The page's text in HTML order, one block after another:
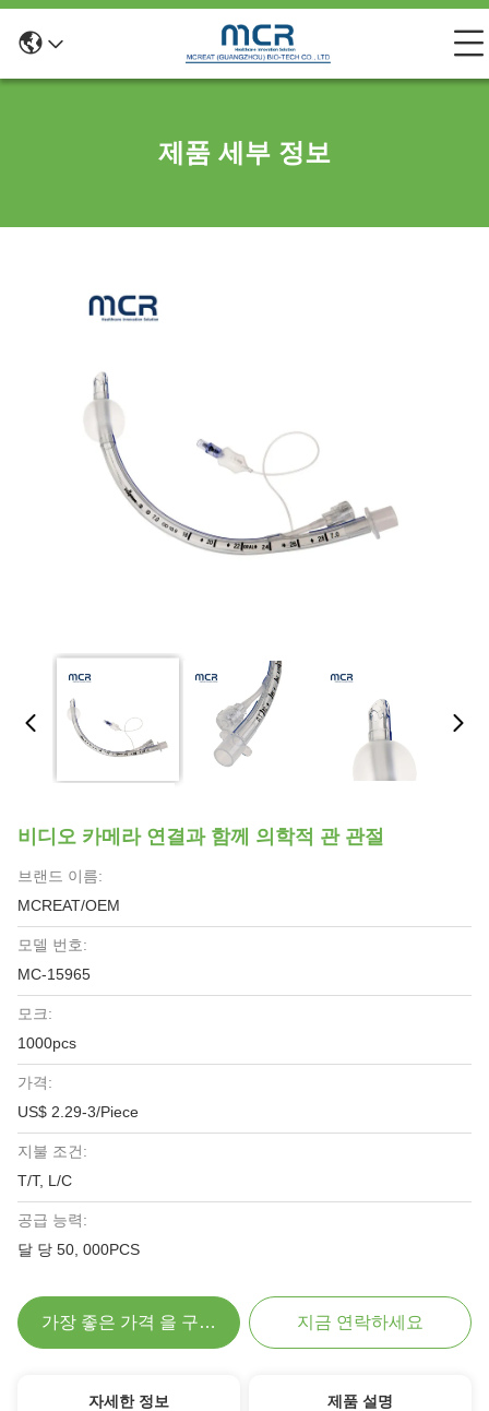
제품 세부 정보
비디오 카메라 연결과 함께 의학적 관 관절
브랜드 이름:
MCREAT/OEM
모델 번호:
MC-15965
모크:
1000pcs
가격:
US$ 2.29-3/Piece
지불 조건:
T/T, L/C
공급 능력:
달 당 50, 000PCS
가장 좋은 가격 을 구하라 지금 연락하세요
자세한 정보 제품 설명